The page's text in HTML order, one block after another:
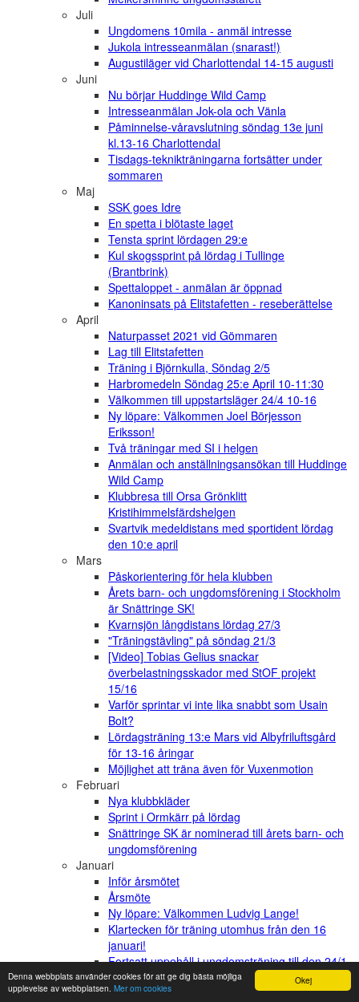
Okej
Denna webbplats använder cookies för att ge dig bästa möjliga
upplevelse av webbplatsen. Mer om cookies
Juli
Ungdomens 10mila - anmäl intresse
Jukola intresseanmälan (snarast!)
Augustiläger vid Charlottendal 14-15 augusti
Juni
Nu börjar Huddinge Wild Camp
Intresseanmälan Jok-ola och Vänla
Påminnelse-våravslutning söndag 13e juni
kl.13-16 Charlottendal
Tisdags-teknikträningarna fortsätter under
sommaren
Maj
SSK goes Idre
En spetta i blötaste laget
Tensta sprint lördagen 29:e
Kul skogssprint på lördag i Tullinge
(Brantbrink)
Spettaloppet - anmälan är öppnad
Kanoninsats på Elitstafetten - reseberättelse
April
Naturpasset 2021 vid Gömmaren
Lag till Elitstafetten
Träning i Björnkulla, Söndag 2/5
Harbromedeln Söndag 25:e April 10-11:30
Välkommen till uppstartsläger 24/4 10-16
Ny löpare: Välkommen Joel Börjesson
Eriksson!
Två träningar med SI i helgen
Anmälan och anställningsansökan till Huddinge
Wild Camp
Klubbresa till Orsa Grönklitt
Kristihimmelsfärdshelgen
Svartvik medeldistans med sportident lördag
den 10:e april
Mars
Påskorientering för hela klubben
Årets barn- och ungdomsförening i Stockholm
är Snättringe SK!
Kvarnsjön långdistans lördag 27/3
"Träningstävling" på söndag 21/3
[Video] Tobias Gelius snackar
överbelastningsskador med StOF projekt
15/16
Varför sprintar vi inte lika snabbt som Usain
Bolt?
Lördagsträning 13:e Mars vid Albyfriluftsgård
för 13-16 åringar
Möjlighet att träna även för Vuxenmotion
Februari
Nya klubbkläder
Sprint i Ormkärr på lördag
Snättringe SK är nominerad till årets barn- och
ungdomsförening
Januari
Inför årsmötet
Årsmöte
Ny löpare: Välkommen Ludvig Lange!
Klartecken för träning utomhus från den 16
januari!
Fortsatt uppehåll i ungdomsträning till den 24/1
2020
December